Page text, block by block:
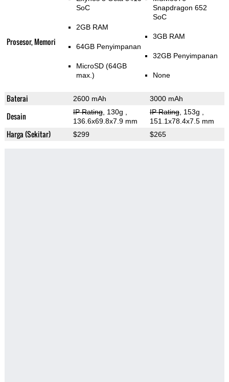
Prosesor, Memori
SoC
2GB RAM
64GB Penyimpanan
MicroSD (64GB
max.)
Snapdragon 652
SoC
3GB RAM
32GB Penyimpanan
None
Baterai 2600 mAh 3000 mAh
Desain IP Rating, 130g
136.6x69.8x7.9 mm
IP Rating, 153g
151.1x78.4x7.5 mm
Harga (Sekitar) $299 $265